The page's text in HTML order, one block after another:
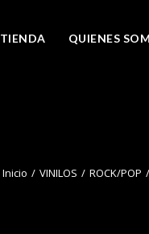
TIENDA QUIENES
Inicio VINILOS ROCK/POP